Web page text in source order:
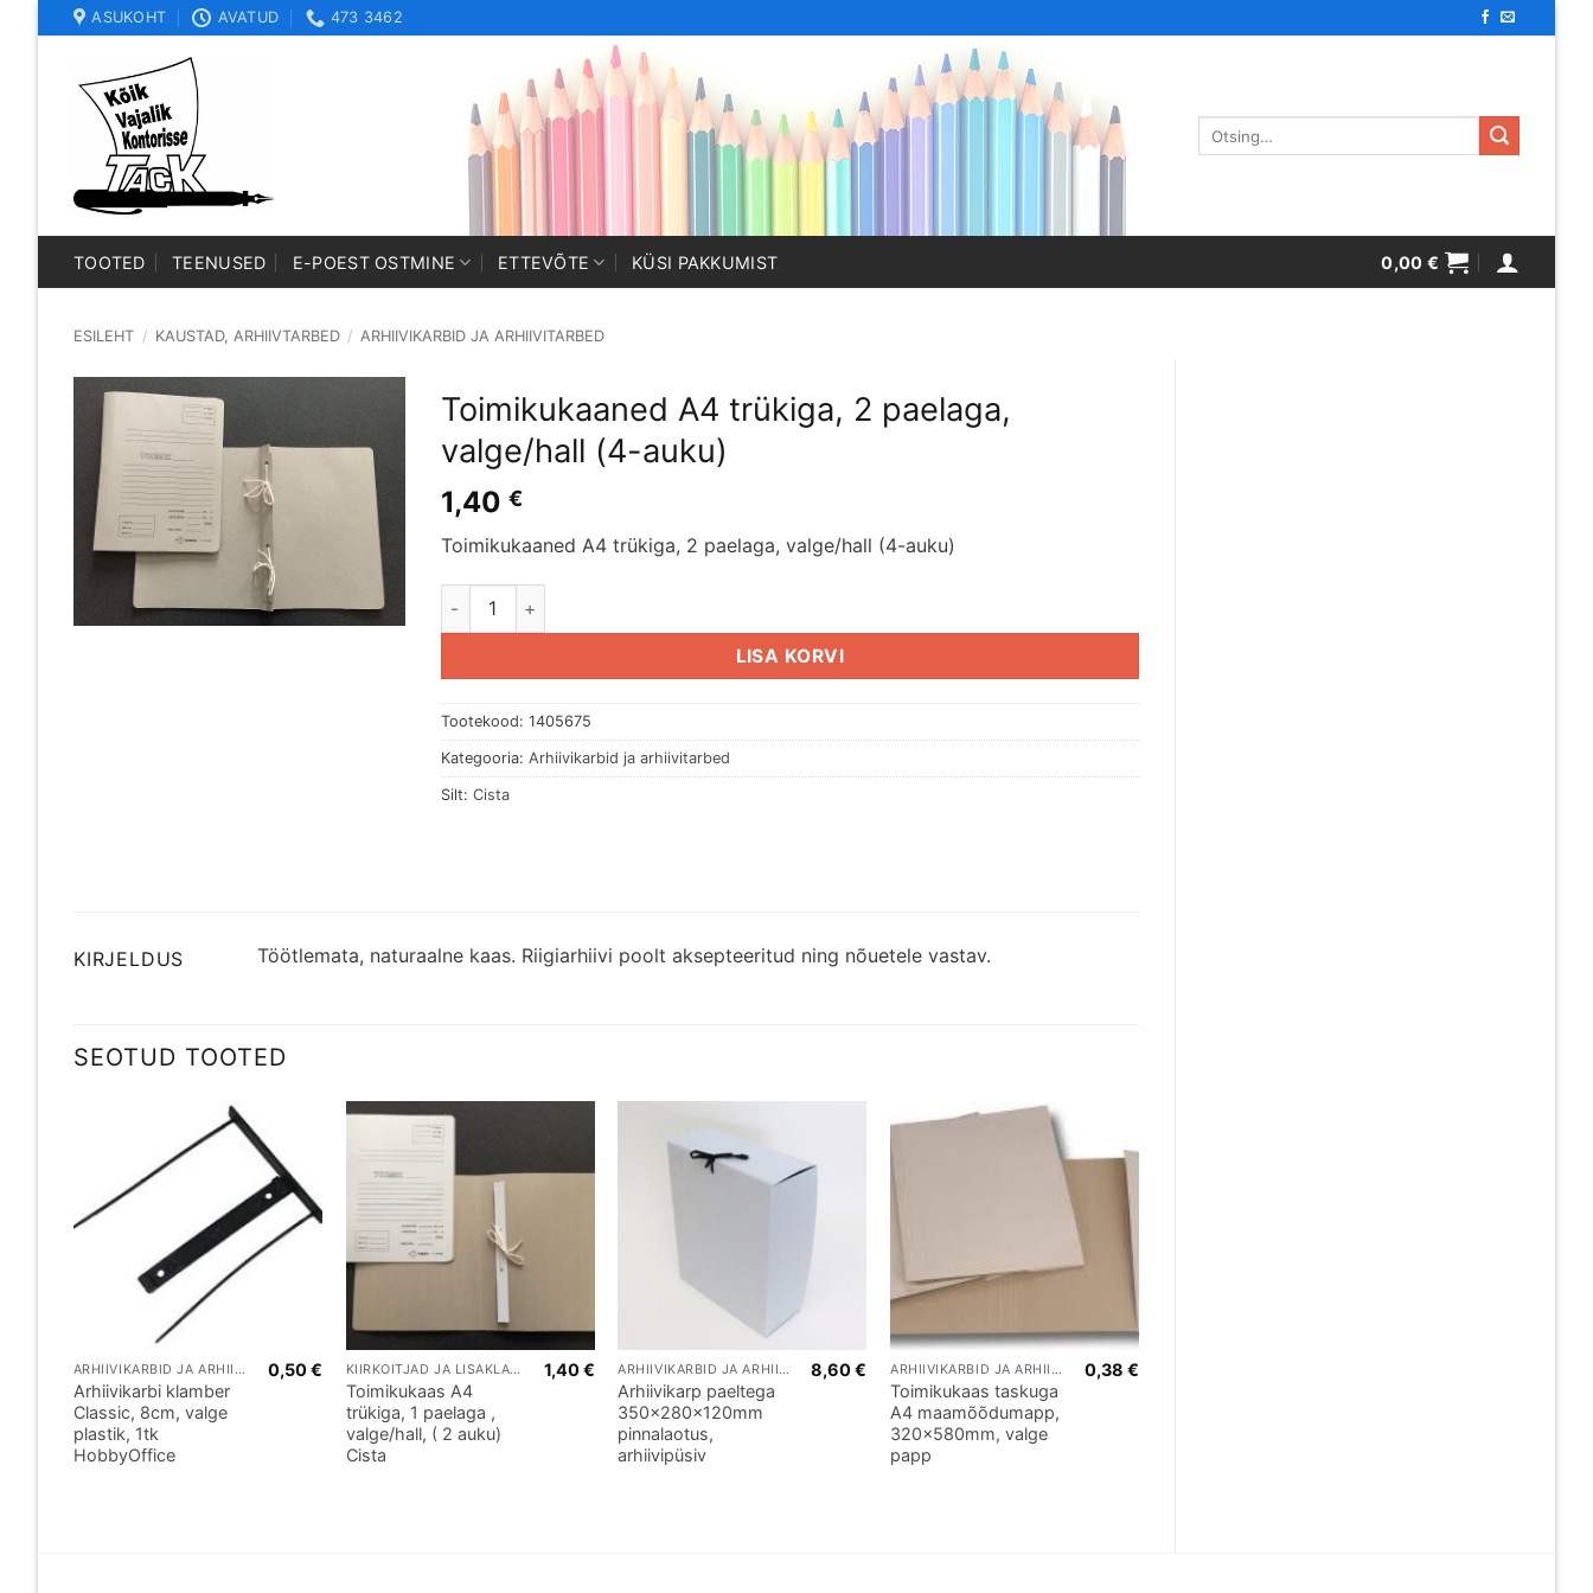
Skip
to
ASUKOHT AVATUD 473 3462
TOOTED TEENUSED E-POEST OSTMINE ETTEVÕTE KÜSI PAKKUMIST 0,00 €
ESILEHT / KAUSTAD, ARHIIVTARBED / ARHIIVIKARBID JA ARHIIVITARBED
Toimikukaaned A4 trükiga, 2 paelaga,
valge/hall (4-auku)
1,40 €
Toimikukaaned A4 trükiga, 2 paelaga, valge/hall (4-auku)
Toimikukaaned A4 trükiga, 2 paelaga, valge/hall (4-auku) kogus
LISA KORVI
Tootekood: 1405675
Kategooria: Arhiivikarbid ja arhiivitarbed
Silt: Cista
KIRJELDUS Töötlemata, naturaalne kaas. Riigiarhiivi poolt aksepteeritud ning nõuetele vastav.
SEOTUD TOOTED
ARHIIVIKARBID JA ARHIIVITARBED
Arhiivikarbi klamber
Classic, 8cm, valge
plastik, 1tk
HobbyOffice
0,50€ KIIRKÖITJAD JA LISAKLAMBRID
Toimikukaas A4
trükiga, 1 paelaga ,
valge/hall, ( 2 auku)
Cista
1,40€ ARHIIVIKARBID JA ARHIIVITARBED
Arhiivikarp paeltega
350x280x120mm
pinnalaotus,
arhiivipüsiv
8,60€ ARHIIVIKARBID JA ARHIIVITARBED
Toimikukaas taskuga
A4 maamõõdumapp,
320x580mm, valge
papp
0,38€